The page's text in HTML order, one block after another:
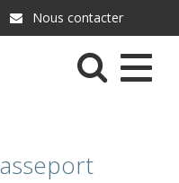
Nous contacter
Menu